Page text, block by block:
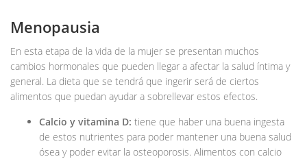
Menopausia
En esta etapa de la vida de la mujer se presentan muchos
cambios hormonales que pueden llegar a afectar la salud íntima y
general. La dieta que se tendrá que ingerir será de ciertos
alimentos que puedan ayudar a sobrellevar estos efectos.
Calcio y vitamina D: tiene que haber una buena ingesta
de estos nutrientes para poder mantener una buena salud
ósea y poder evitar la osteoporosis. Alimentos con calcio